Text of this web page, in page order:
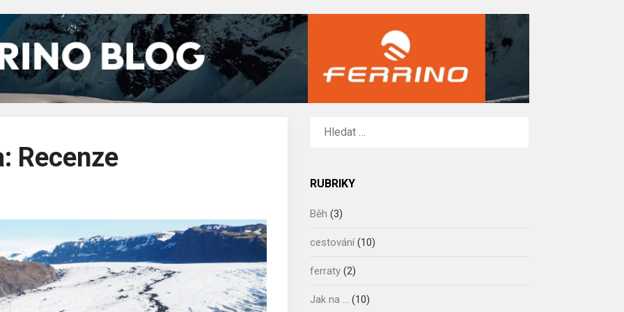
Recenze
VYHLEDÁVÁNÍ
RUBRIKY
Běh (3)
cestování(10)
ferraty(2)
Jak na … (10)